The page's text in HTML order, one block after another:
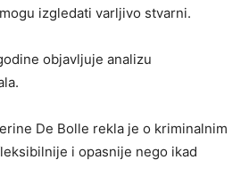
izgledati varljivo stvarni.
objavljuje analizu
De Bolle rekla je o kriminalnim
i opasnije nego ikad